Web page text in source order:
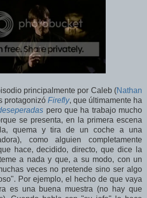
principalmente por Caleb (Nathan
protagonizó Firefly, que últimamente ha
pero que ha trabajo mucho
se presenta, en la primera escena
quema y tira de un coche a una
como alguien completamente
hace, decidido, directo, que dice la
a nada y que, a su modo, con un
veces no pretende sino ser algo
Por ejemplo, el hecho de que vaya
es una buena muestra (no hay que